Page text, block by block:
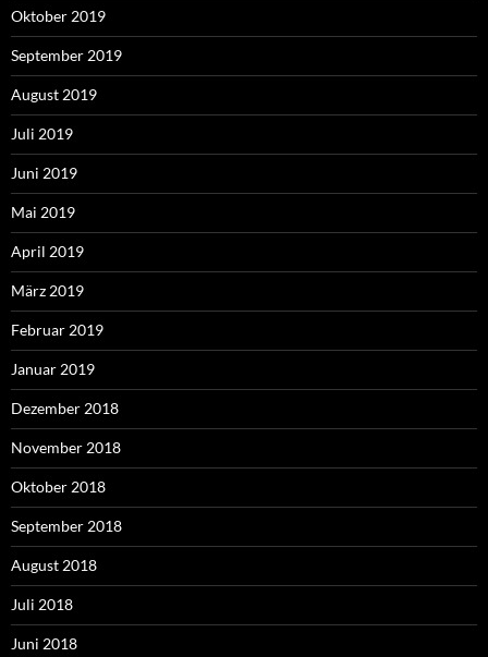
Oktober 2019
September 2019
August 2019
Juli 2019
Juni 2019
Mai 2019
April 2019
März 2019
Februar 2019
Januar 2019
Dezember 2018
November 2018
Oktober 2018
September 2018
August 2018
Juli 2018
Juni 2018